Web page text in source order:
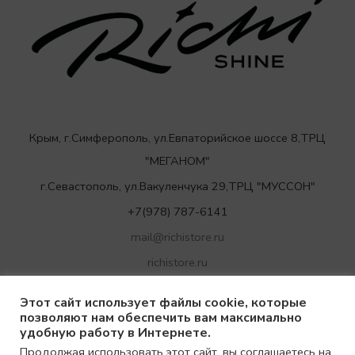
Крым, г.Симферополь, ул.Евпаторийское шоссе 8,ТРЦ
"МЕГАНОМ"
г.Севастополь, ул.Вакуленчука 29,ТРЦ "МУССОН"
+7(978) 787-6141
mail@richistore.ru
richistore.ru
Этот сайт использует файлы cookie, которые
позволяют нам обеспечить вам максимально
удобную работу в Интернете.
Продолжая использовать этот сайт, вы соглашаетесь на